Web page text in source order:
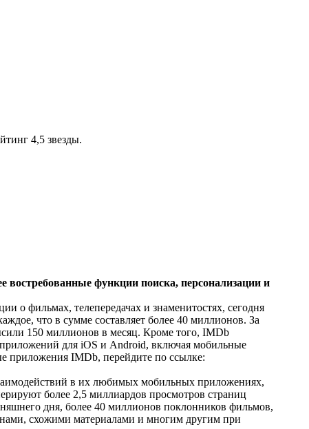
4,5 звезды.
функции поиска, персонализации и
фильмах, телепередачах и знаменитостях, сегодня
что в сумме составляет более 40 миллионов. За
150 миллионов в месяц. Кроме того, IMDb
для iOS и Android, включая мобильные
приложения IMDb, перейдите по ссылке:
в их любимых мобильных приложениях,
более 2,5 миллиардов просмотров страниц
дня, более 40 миллионов поклонников фильмов,
схожими материалами и многим другим при